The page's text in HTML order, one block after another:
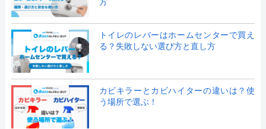
トイレのレバーはホームセンターで買え
る？失敗しない選び方と直し方
カビキラーとカビハイターの違いは？使
う場所で選ぶ！